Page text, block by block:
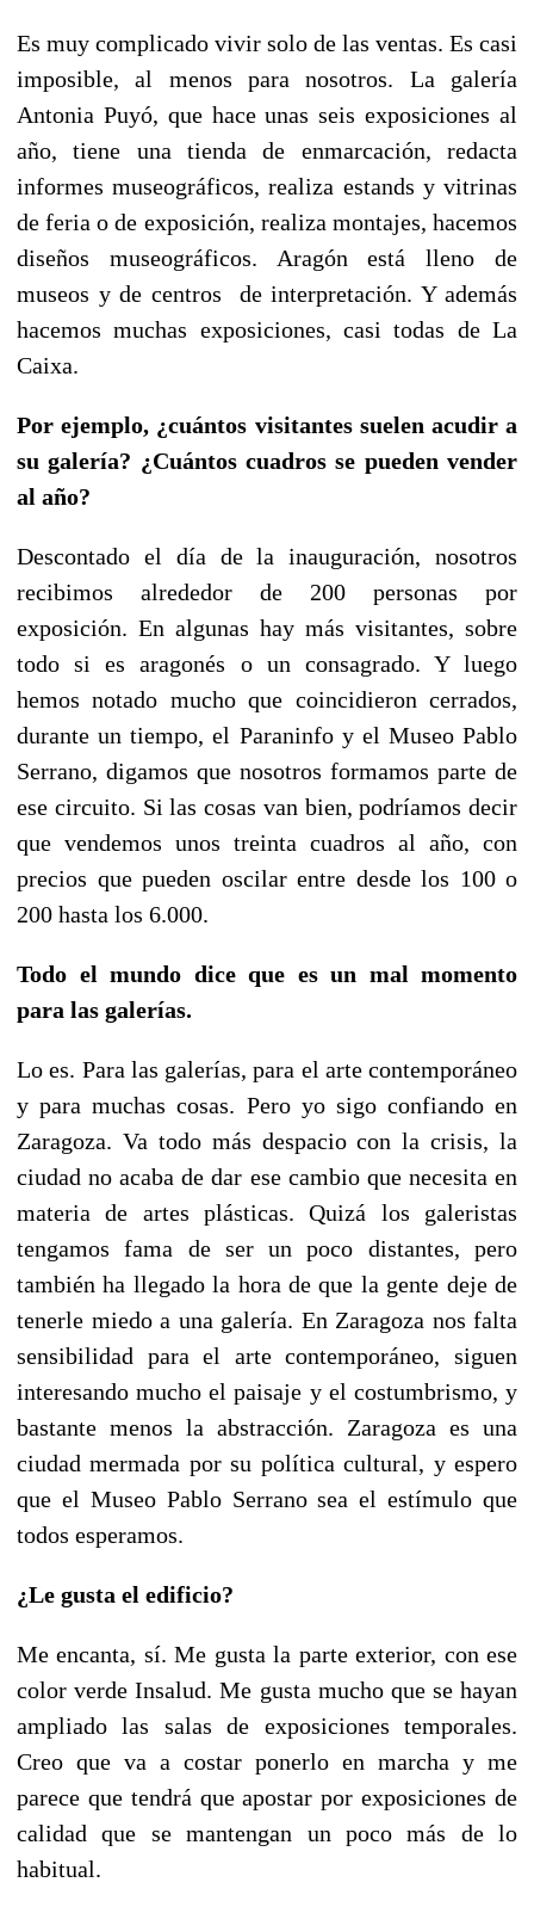
Es muy complicado vivir solo de las ventas. Es casi
imposible, al menos para nosotros. La galería
Antonia Puyó, que hace unas seis exposiciones al
año, tiene una tienda de enmarcación, redacta
informes museográficos, realiza estands y vitrinas
de feria o de exposición, realiza montajes, hacemos
diseños museográficos. Aragón está lleno de
museos y de centros de interpretación. Y además
hacemos muchas exposiciones, casi todas de La
Caixa.
Por ejemplo, ¿cuántos visitantes suelen acudir a
su galería? ¿Cuántos cuadros se pueden vender
al año?
Descontado el día de la inauguración, nosotros
recibimos alrededor de 200 personas por
exposición. En algunas hay más visitantes, sobre
todo si es aragonés o un consagrado. Y luego
hemos notado mucho que coincidieron cerrados,
durante un tiempo, el Paraninfo y el Museo Pablo
Serrano, digamos que nosotros formamos parte de
ese circuito. Si las cosas van bien, podríamos decir
que vendemos unos treinta cuadros al año, con
precios que pueden oscilar entre desde los 100 o
200 hasta los 6.000.
Todo el mundo dice que es un mal momento
para las galerías.
Lo es. Para las galerías, para el arte contemporáneo
y para muchas cosas. Pero yo sigo confiando en
Zaragoza. Va todo más despacio con la crisis, la
ciudad no acaba de dar ese cambio que necesita en
materia de artes plásticas. Quizá los galeristas
tengamos fama de ser un poco distantes, pero
también ha llegado la hora de que la gente deje de
tenerle miedo a una galería. En Zaragoza nos falta
sensibilidad para el arte contemporáneo, siguen
interesando mucho el paisaje y el costumbrismo, y
bastante menos la abstracción. Zaragoza es una
ciudad mermada por su política cultural, y espero
que el Museo Pablo Serrano sea el estímulo que
todos esperamos.
¿Le gusta el edificio?
Me encanta, sí. Me gusta la parte exterior, con ese
color verde Insalud. Me gusta mucho que se hayan
ampliado las salas de exposiciones temporales.
Creo que va a costar ponerlo en marcha y me
parece que tendrá que apostar por exposiciones de
calidad que se mantengan un poco más de lo
habitual.